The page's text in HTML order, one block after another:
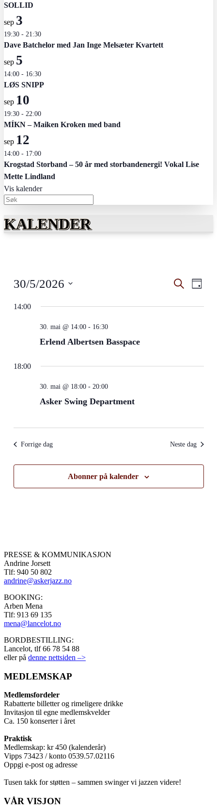
SOLLID
sep 3
19:30 - 21:30
Dave Batchelor med Jan Inge Melsæter Kvartett
sep 5
14:00 - 16:30
LØS SNIPP
sep 10
19:30 - 22:00
MÍKN – Maiken Kroken med band
sep 12
14:00 - 17:00
Krogstad Storband – 50 år med storbandenergi! Vokal Lise
Mette Lindland
Vis kalender
KALENDER
and
Søk Dag
30/5/2026
dato.
14:00
30. mai @ 14:00- 16:30
Erlend Albertsen Basspace
18:00
30. mai @ 18:00- 20:00
Asker Swing Department
Forrige dag Neste dag
Abonner på kalender
PRESSE & KOMMUNIKASJON
Andrine Jorsett
Tlf: 940 50 802
andrine@askerjazz.no
BOOKING:
Arben Mena
Tlf: 913 69 135
mena@lancelot.no
BORDBESTILLING:
Lancelot, tlf 66 78 54 88
eller på denne nettsiden –>
MEDLEMSKAP
Medlemsfordeler
Rabatterte billetter og rimeligere drikke
Invitasjon til egne medlemskvelder
Ca. 150 konserter i året
Praktisk
Medlemskap: kr 450 (kalenderår)
Vipps 73423 / konto 0539.57.02116
Oppgi e-post og adresse
Tusen takk for støtten – sammen swinger vi jazzen videre!
VÅR VISJON